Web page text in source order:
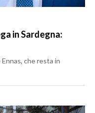
in Sardegna:
che resta in